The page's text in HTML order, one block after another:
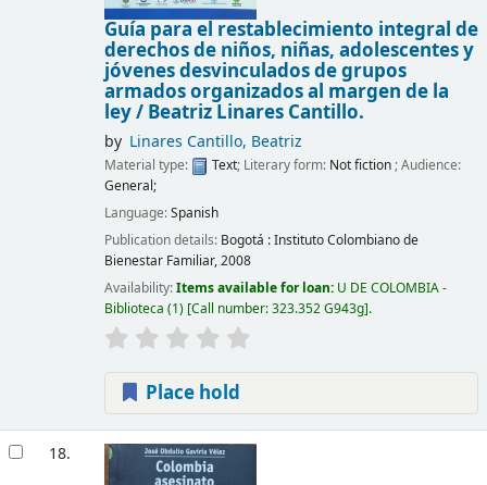
Guía para el restablecimiento integral de
derechos de niños, niñas, adolescentes y
jóvenes desvinculados de grupos
armados organizados al margen de la
ley / Beatriz Linares Cantillo.
by Linares Cantillo, Beatriz
Material type: Text; Literary form: Not fiction; Audience:
General;
Language:Spanish
Publication details: Bogotá :Instituto Colombiano de
Bienestar Familiar,2008
Availability:Items available for loan: U DE COLOMBIA -
Biblioteca (1) Call number:323.352 G943g .
Place hold
18.